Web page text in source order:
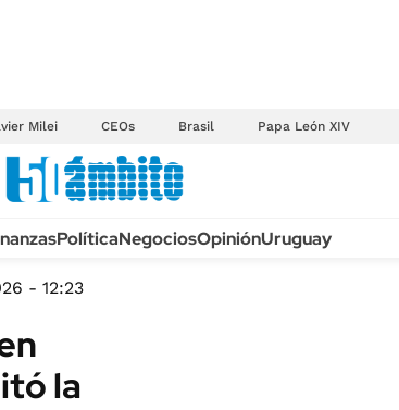
Milei CEOs Brasil Papa León XIV
GENERAL
PolíticaNegociosOpiniónUruguay
- 12:23
la